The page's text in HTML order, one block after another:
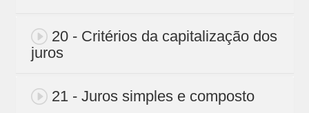
20 - Critérios da capitalização dos
juros
21 - Juros simples e composto